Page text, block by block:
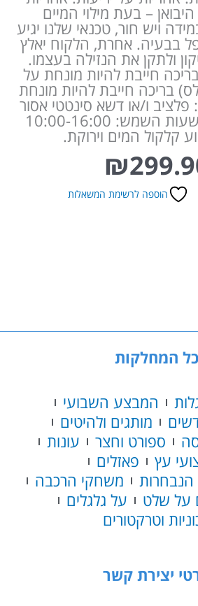
– בעת מילוי המיים
ויש חור, טכנאי שלנו יגיע
בבעיה. אחרת, הלקוח יאלץ
ולתקן את הנזילה בעצמו.
חייבת להיות מונחת על
בריכה חייבת להיות מונחת
ו/או דשא סינטטי אסור
לכסות בריכה בשעות השמש: 10:00-16:00
קלקול המים וירוקת.
₪
הוספה לרשימת המשאלות
כל המחלקות
המבצע השבועי
מותגים ולהיטים
ספורט וחצר
עונות
עץ
פאזלים
משחקי הרכבה
על שלט
על גלגלים
וטרקטורים
יצירת קשר